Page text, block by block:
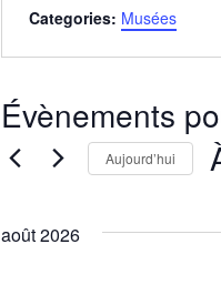
e
s
Categories: Musées
Évènements
Aujourd’hui
août 2026